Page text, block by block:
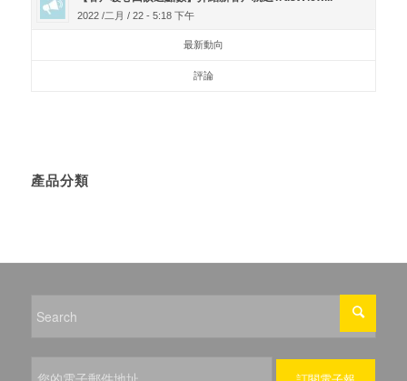
2022 /二月 / 22 - 5:18 下午
最新動向
評論
產品分類